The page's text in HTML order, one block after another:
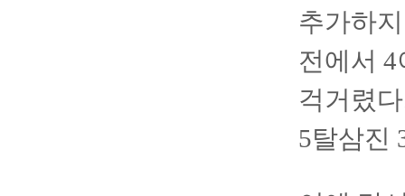
추가하
전에서
걱거렸
5탈삼진